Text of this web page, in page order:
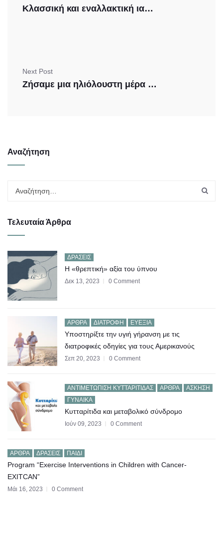
Kλασσική και εναλλακτική ιατρική. Αντίπαλα στρατόπεδα;
Next Post
Zήσαμε μια ηλιόλουστη μέρα ευεξίας!
Αναζήτηση
Τελευταία Άρθρα
ΔΡΆΣΕΙΣ
Η «θρεπτική» αξία του ύπνου
Δεκ 13, 2023 0 Comment
ΆΡΘΡΑ ΔΙΑΤΡΟΦΉ ΕΥΕΞΊΑ
Υποστηρίξτε την υγιή γήρανση με τις
διατροφικές οδηγίες για τους Αμερικανούς
Σεπ 20, 2023 0 Comment
AΝΤΙΜΕΤΏΠΙΣΗ ΚΥΤΤΑΡΊΤΙΔΑΣ ΆΡΘΡΑ
ΆΣΚΗΣΗ
ΓΥΝΑΊΚΑ
Κυτταρίτιδα και μεταβολικό σύνδρομο
Ιούν 09, 2023 0 Comment
ΆΡΘΡΑ ΔΡΆΣΕΙΣ ΠΑΙΔΊ
Program “Exercise Interventions in Children with Cancer-
EXITCAN”
Μάι 16, 2023 0 Comment